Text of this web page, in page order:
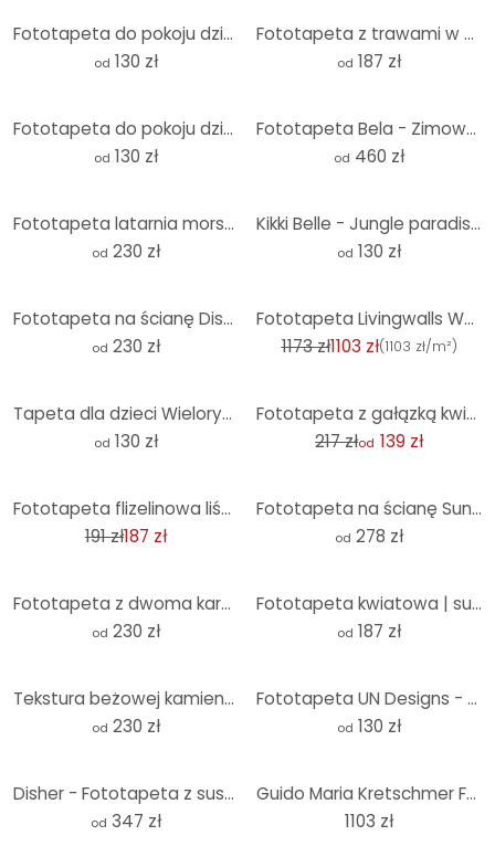
Fototapeta do pokoju dziecięcego Małe dinozaury w wielkiej podróży odkrywczej - Oliver Robins - Roun
od 130 zł
Fototapeta z trawami w pastelowych kolorach - Treechild
od 187 zł
Fototapeta do pokoju dziecięcego lis na księżycu ze spadającymi gwiazdami - Oliver Robins - Round -
od 130 zł
Fototapeta Bela - Zimowy krajobraz
od 460 zł
Fototapeta latarnia morska na wybrzeżu Sylt - Eisenmann
od 230 zł
Kikki Belle - Jungle paradise - Fototapeta okrągła - tapeta flizelinowa/tapeta flizelinowa samoprzyl
od 130 zł
Fototapeta na ścianę Disher - Słonecznik
od 230 zł
Fototapeta Livingwalls Walls by Patel 3 Tropical Hero 1 niebieski, zielony, żółty, różowy, fioletowy
1173 zł1103 zł(1103 zł/m²)
Tapeta dla dzieci Wieloryby i ich przyjaciele w podwodnym świecie - Oliver Robins - Round - tapeta f
od 130 zł
Fototapeta z gałązką kwitnącej wiśni
217 złod 139 zł
Fototapeta flizelinowa liście ptaki niebieski zielony różowy matowy rozciągliwy 1,59 x 2,80 m Obrazy
191 zł187 zł
Fototapeta na ścianę Sunny Forest
od 278 zł
Fototapeta z dwoma karpiami koi w stawie - SpaceFrog Designs
od 230 zł
Fototapeta kwiatowa | suszone kwiaty - elegancja przemijania - Treechild
od 187 zł
Tekstura beżowej kamiennej ściany | Fototapeta z kamienia - Pictufy Studio
od 230 zł
Fototapeta UN Designs - Fleur de Paris - okrągła - tapeta flizelinowa/tapeta flizelinowa samoprzylep
od 130 zł
Disher - Fototapeta z suszonymi kwiatami
od 347 zł
Guido Maria Kretschmer Fototapeta Bloom Ballet- Art Edition 2 beżowy
1103 zł